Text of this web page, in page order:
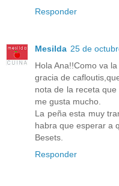
Responder
Mesilda 25 de
Hola Ana!!Como va
gracia de
nota de la receta
me gusta mucho.
La peña esta muy
habra que esperar a
Besets.
Responder